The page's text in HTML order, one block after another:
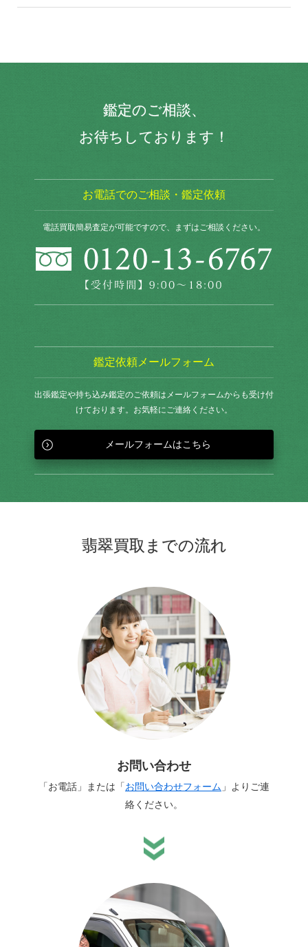
鑑定のご相談、
お待ちしております！
お電話でのご相談・鑑定依頼
電話買取簡易査定が可能ですので、まずはご相談ください。
鑑定依頼メールフォーム
出張鑑定や持ち込み鑑定のご依頼はメールフォームからも受け付
けております。お気軽にご連絡ください。
メールフォームはこちら
翡翠買取までの流れ
お問い合わせ
「お電話」または「お問い合わせフォーム 」よりご連
絡ください。